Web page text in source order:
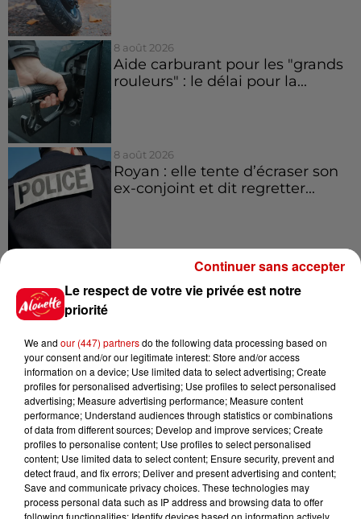
8 août 2026
Aide carburant pour les "grands
rouleurs" : le délai pour la...
8 août 2026
Royan : elle tente d’écraser son
ex-conjoint et dit regretter...
Cambriolages : plus de 18 000
logements visités en juillet 2026,
Jeux Voir plus
Gagnez vos places pour le
festival Marché Gourmand 2026
à Coulon !
Le respect de votre vie privée est notre
priorité
We and our (447) partnersdo the following data processing based on
your consent and/or our legitimate interest: Store and/or access
information on a device; Use limited data to select advertising; Create
profiles for personalised advertising; Use profiles to select personalised
advertising; Measure advertising performance; Measure content
performance; Understand audiences through statistics or combinations
of data from different sources; Develop and improve services; Create
profiles to personalise content; Use profiles to select personalised
content; Use limited data to select content; Ensure security, prevent and
detect fraud, and fix errors; Deliver and present advertising and content;
Save and communicate privacy choices. These technologies may
process personal data such as IP address and browsing data to offer
following functionalities: Identify devices based on information actively
Continuer sans accepter